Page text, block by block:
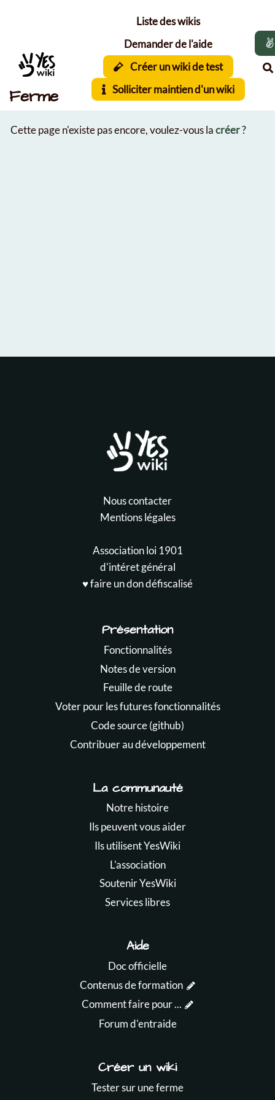
Ferme
Liste des wikis
Demander de l'aide
Créer un wiki de test
Solliciter maintien d'un wiki
Cette page n'existe pas encore, voulez-vous lacréer?
Nous contacter
Mentions légales
Association loi 1901
d'intéret général
♥️ faire un don défiscalisé
Présentation
Fonctionnalités
Notes de version
Feuille de route
Voter pour les futures fonctionnalités
Code source (github)
Contribuer au développement
La communauté
Notre histoire
Ils peuvent vous aider
Ils utilisent YesWiki
L'association
Soutenir YesWiki
Services libres
Aide
Doc officielle
Contenus de formation
Comment faire pour ...
Forum d'entraide
Créer un wiki
Tester sur une ferme